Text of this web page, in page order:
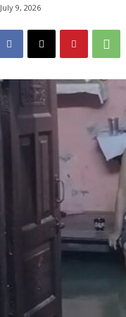
July 9, 2026